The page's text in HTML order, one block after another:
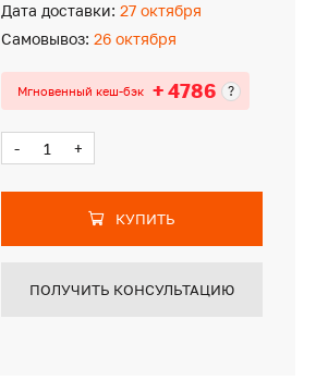
Дата доставки: 27 октября
Самовывоз: 26 октября
Мгновенный кеш-бэк + 4786 ?
- +
КУПИТЬ
ПОЛУЧИТЬ КОНСУЛЬТАЦИЮ